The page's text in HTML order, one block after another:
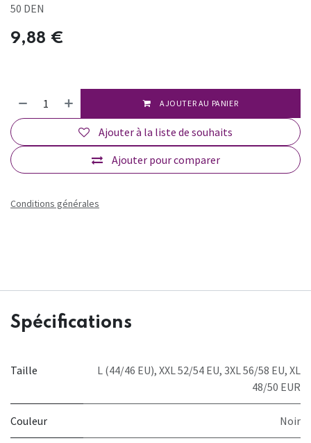
50 DEN
9,88 €
AJOUTER AU PANIER
Ajouter pour comparer
Ajouter à la liste de souhaits
Conditions générales
Spécifications
Taille L (44/46 EU), XXL 52/54 EU, 3XL 56/58 EU, XL
48/50 EUR
Couleur Noir